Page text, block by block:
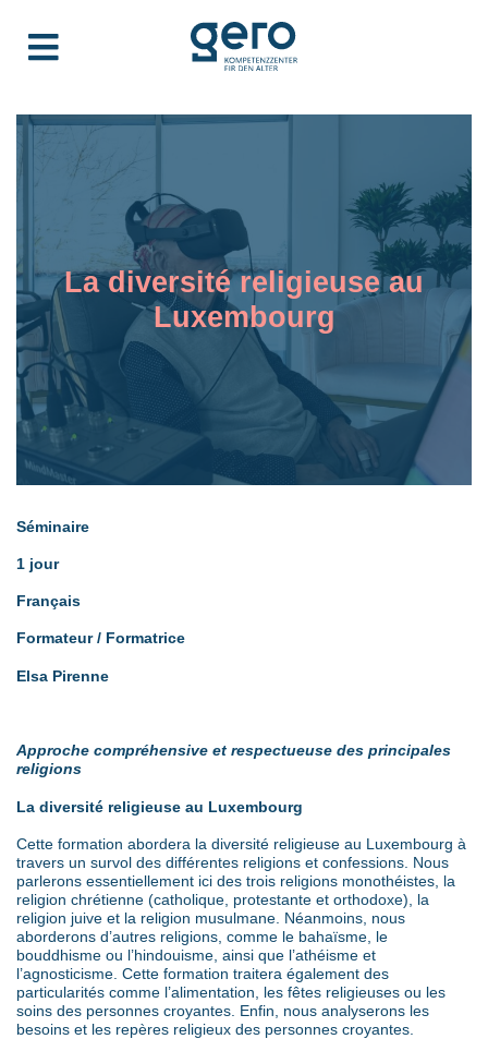
La diversité religieuse au
Luxembourg
Séminaire
1 jour
Français
Formateur / Formatrice
Elsa Pirenne
Approche compréhensive et respectueuse des principales
religions
La diversité religieuse au Luxembourg
Cette formation abordera la diversité religieuse au Luxembourg à
travers un survol des différentes religions et confessions. Nous
parlerons essentiellement ici des trois religions monothéistes, la
religion chrétienne (catholique, protestante et orthodoxe), la
religion juive et la religion musulmane. Néanmoins, nous
aborderons d’autres religions, comme le bahaïsme, le
bouddhisme ou l’hindouisme, ainsi que l’athéisme et
l’agnosticisme. Cette formation traitera également des
particularités comme l’alimentation, les fêtes religieuses ou les
soins des personnes croyantes. Enfin, nous analyserons les
besoins et les repères religieux des personnes croyantes.